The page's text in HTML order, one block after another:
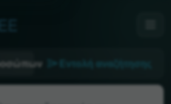
Εντολή αναζήτησης